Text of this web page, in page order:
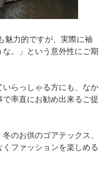
魅力的ですが、実際に袖
。」という意外性にご期
らっしゃる方にも、なか
率直にお勧め出来るご提
のお供のゴアテックス、
ファッションを楽しめる